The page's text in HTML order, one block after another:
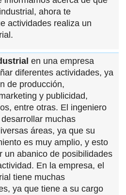
ahora te
actividades realiza un
en una empresa
diferentes actividades, ya
de producción,
y publicidad,
entre otras. El ingeniero
muchas
áreas, ya que su
es muy amplio, y esto
un abanico de posibilidades
En la empresa, el
tiene muchas
ya que tiene a su cargo